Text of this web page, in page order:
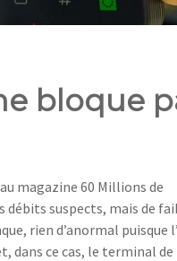
bloque
magazine 60 Millions de
suspects, mais de
rien d’anormal puisque
dans ce cas, le terminal